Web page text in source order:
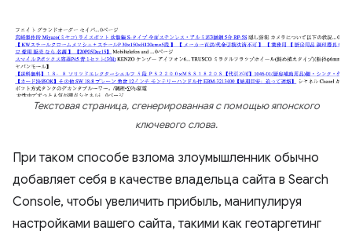
Текстовая страница, сгенерированная с помощью японского
ключевого слова.
При таком способе взлома злоумышленник обычно
добавляет себя в качестве владельца сайта в Search
Console, чтобы увеличить прибыль, манипулируя
настройками вашего сайта, такими как геотаргетинг